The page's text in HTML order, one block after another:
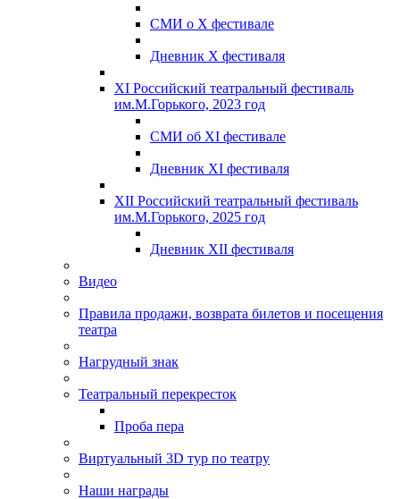
СМИ о X фестивале
Дневник X фестиваля
XI Российский театральный фестиваль
им.М.Горького, 2023 год
СМИ об XI фестивале
Дневник XI фестиваля
XII Российский театральный фестиваль
им.М.Горького, 2025 год
Дневник XII фестиваля
Видео
Правила продажи, возврата билетов и посещения
театра
Нагрудный знак
Театральный перекресток
Проба пера
Виртуальный 3D тур по театру
Наши награды